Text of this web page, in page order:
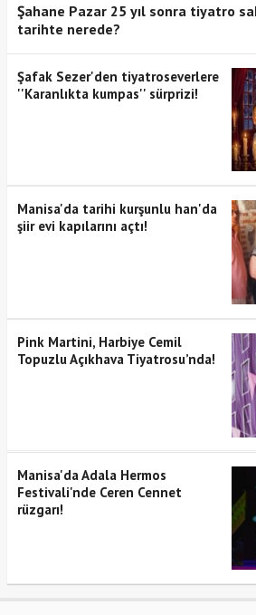
Şahane Pazar 25 yıl sonra tiyatro
tarihte nerede?
Şafak Sezer'den tiyatroseverlere
''Karanlıkta kumpas'' sürprizi!
Manisa'da tarihi kurşunlu han'da
şiir evi kapılarını açtı!
Pink Martini, Harbiye Cemil
Topuzlu Açıkhava Tiyatrosu’nda!
Manisa'da Adala Hermos
Festivali'nde Ceren Cennet
rüzgarı!